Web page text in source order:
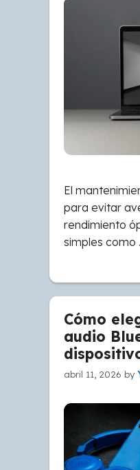
El
para evitar
rendimiento
simples como
Cómo
audio
abril 11, 2026 by